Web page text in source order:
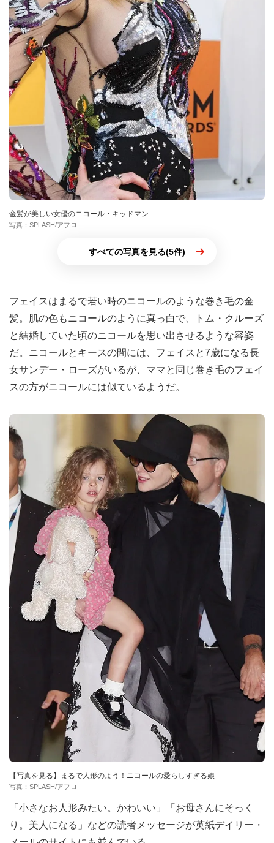
金髪が美しい女優のニコール・キッドマン
写真：SPLASH/アフロ
すべての写真を見る(5件)
フェイスはまるで若い時のニコールのような巻き毛の金
髪。肌の色もニコールのように真っ白で、トム・クルーズ
と結婚していた頃のニコールを思い出させるような容姿
だ。ニコールとキースの間には、フェイスと7歳になる長
女サンデー・ローズがいるが、ママと同じ巻き毛のフェイ
スの方がニコールには似ているようだ。
【写真を見る】まるで人形のよう！ニコールの愛らしすぎる娘
写真：SPLASH/アフロ
「小さなお人形みたい。かわいい」「お母さんにそっく
り。美人になる」などの読者メッセージが英紙デイリー・